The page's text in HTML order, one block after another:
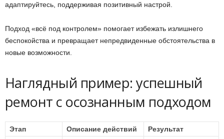
адаптируйтесь, поддерживая позитивный настрой.
Подход «всё под контролем» помогает избежать излишнего
беспокойства и превращает непредвиденные обстоятельства в
новые возможности.
Наглядный пример: успешный
ремонт с осознанным подходом
Этап Описание действий Результат